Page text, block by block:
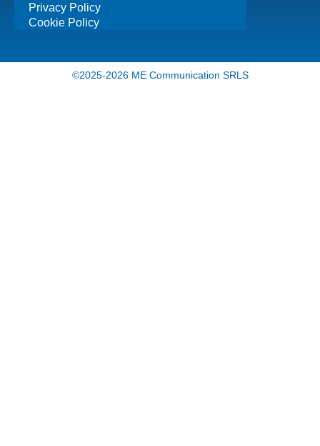
Privacy Policy
Cookie Policy
©2025-2026 ME Communication SRLS